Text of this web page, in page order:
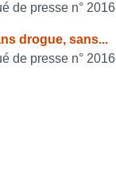
de presse n°
drogue, sans...
de presse n°